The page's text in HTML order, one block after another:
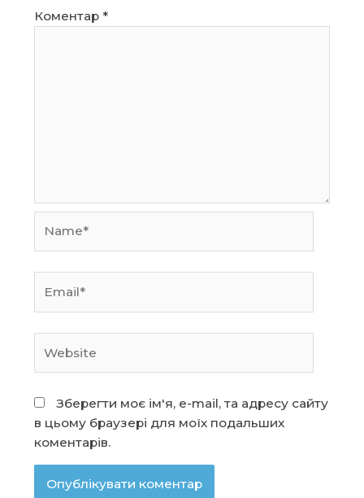
Коментар *
Зберегти моє ім'я, e-mail, та адресу сайту
в цьому браузері для моїх подальших
коментарів.